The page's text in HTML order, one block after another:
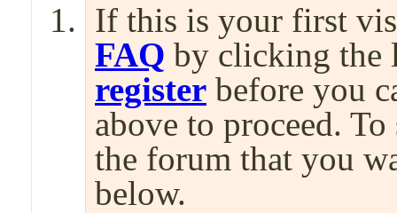
If this is your first
FAQ by clicking the
register before you
above to proceed.
the forum that you
below.